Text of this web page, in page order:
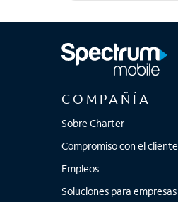
COMPAÑÍA
Sobre Charter
Compromiso con el cliente
Empleos
Soluciones para empresas